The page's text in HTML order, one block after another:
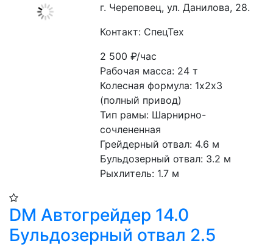
г. Череповец, ул. Данилова, 28.
Контакт: СпецТех
2 500₽/час
Рабочая масса: 24 т
Колесная формула: 1х2х3
(полный привод)
Тип рамы: Шарнирно-
сочлененная
Грейдерный отвал: 4.6 м
Бульдозерный отвал: 3.2 м
Рыхлитель: 1.7 м
DM Автогрейдер 14.0
Бульдозерный отвал 2.5